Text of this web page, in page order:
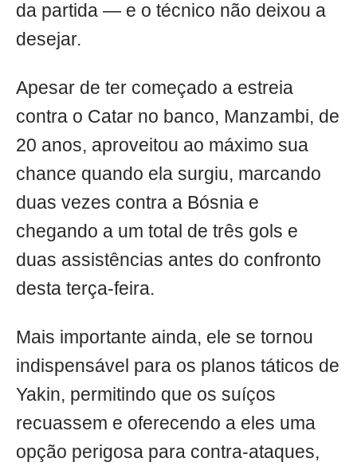
da partida — e o técnico não deixou a
desejar.
Apesar de ter começado a estreia
contra o Catar no banco, Manzambi, de
20 anos, aproveitou ao máximo sua
chance quando ela surgiu, marcando
duas vezes contra a Bósnia e
chegando a um total de três gols e
duas assistências antes do confronto
desta terça-feira.
Mais importante ainda, ele se tornou
indispensável para os planos táticos de
Yakin, permitindo que os suíços
recuassem e oferecendo a eles uma
opção perigosa para contra-ataques,